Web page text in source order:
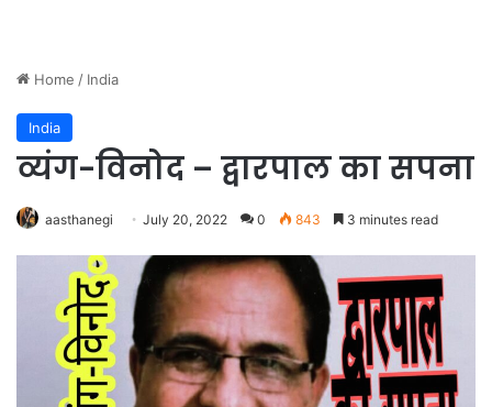
Home / India
India
व्यंग-विनोद – द्वारपाल का सपना
aasthanegi July 20, 2022 0 843 3 minutes read